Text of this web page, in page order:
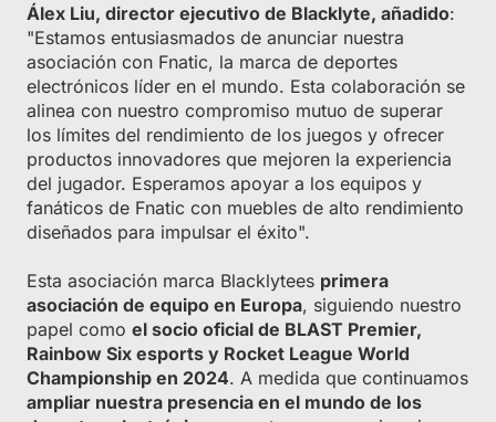
Álex Liu, director ejecutivo de Blacklyte, añadido:
"Estamos entusiasmados de anunciar nuestra
asociación con Fnatic, la marca de deportes
electrónicos líder en el mundo. Esta colaboración se
alinea con nuestro compromiso mutuo de superar
los límites del rendimiento de los juegos y ofrecer
productos innovadores que mejoren la experiencia
del jugador. Esperamos apoyar a los equipos y
fanáticos de Fnatic con muebles de alto rendimiento
diseñados para impulsar el éxito".
Esta asociación marca Blacklytees primera
asociación de equipo en Europa, siguiendo nuestro
papel como el socio oficial de BLAST Premier,
Rainbow Six esports y Rocket League World
Championship en 2024. A medida que continuamos
ampliar nuestra presencia en el mundo de los